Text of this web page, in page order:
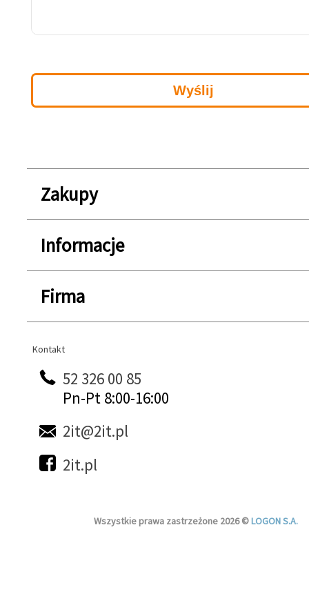
Zakupy
Informacje
Firma
Kontakt
Kontakt
52 326 00 85
Pn-Pt 8:00-16:00
2it@2it.pl
2it.pl
Wszystkie prawa zastrzeżone 2026 ©LOGON S.A.